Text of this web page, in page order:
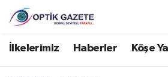
İlkelerimiz Haberler Köşe
Nöbetçi Eczaneler